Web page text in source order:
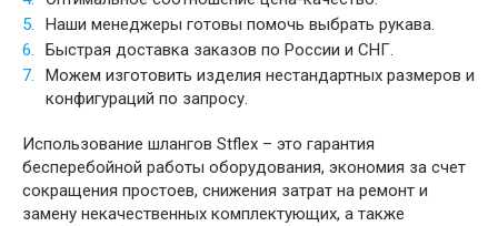
Наши менеджеры готовы помочь выбрать рукава.
Быстрая доставка заказов по России и СНГ.
Можем изготовить изделия нестандартных размеров и
конфигураций по запросу.
Использование шлангов Stflex – это гарантия
бесперебойной работы оборудования, экономия за счет
сокращения простоев, снижения затрат на ремонт и
замену некачественных комплектующих, а также